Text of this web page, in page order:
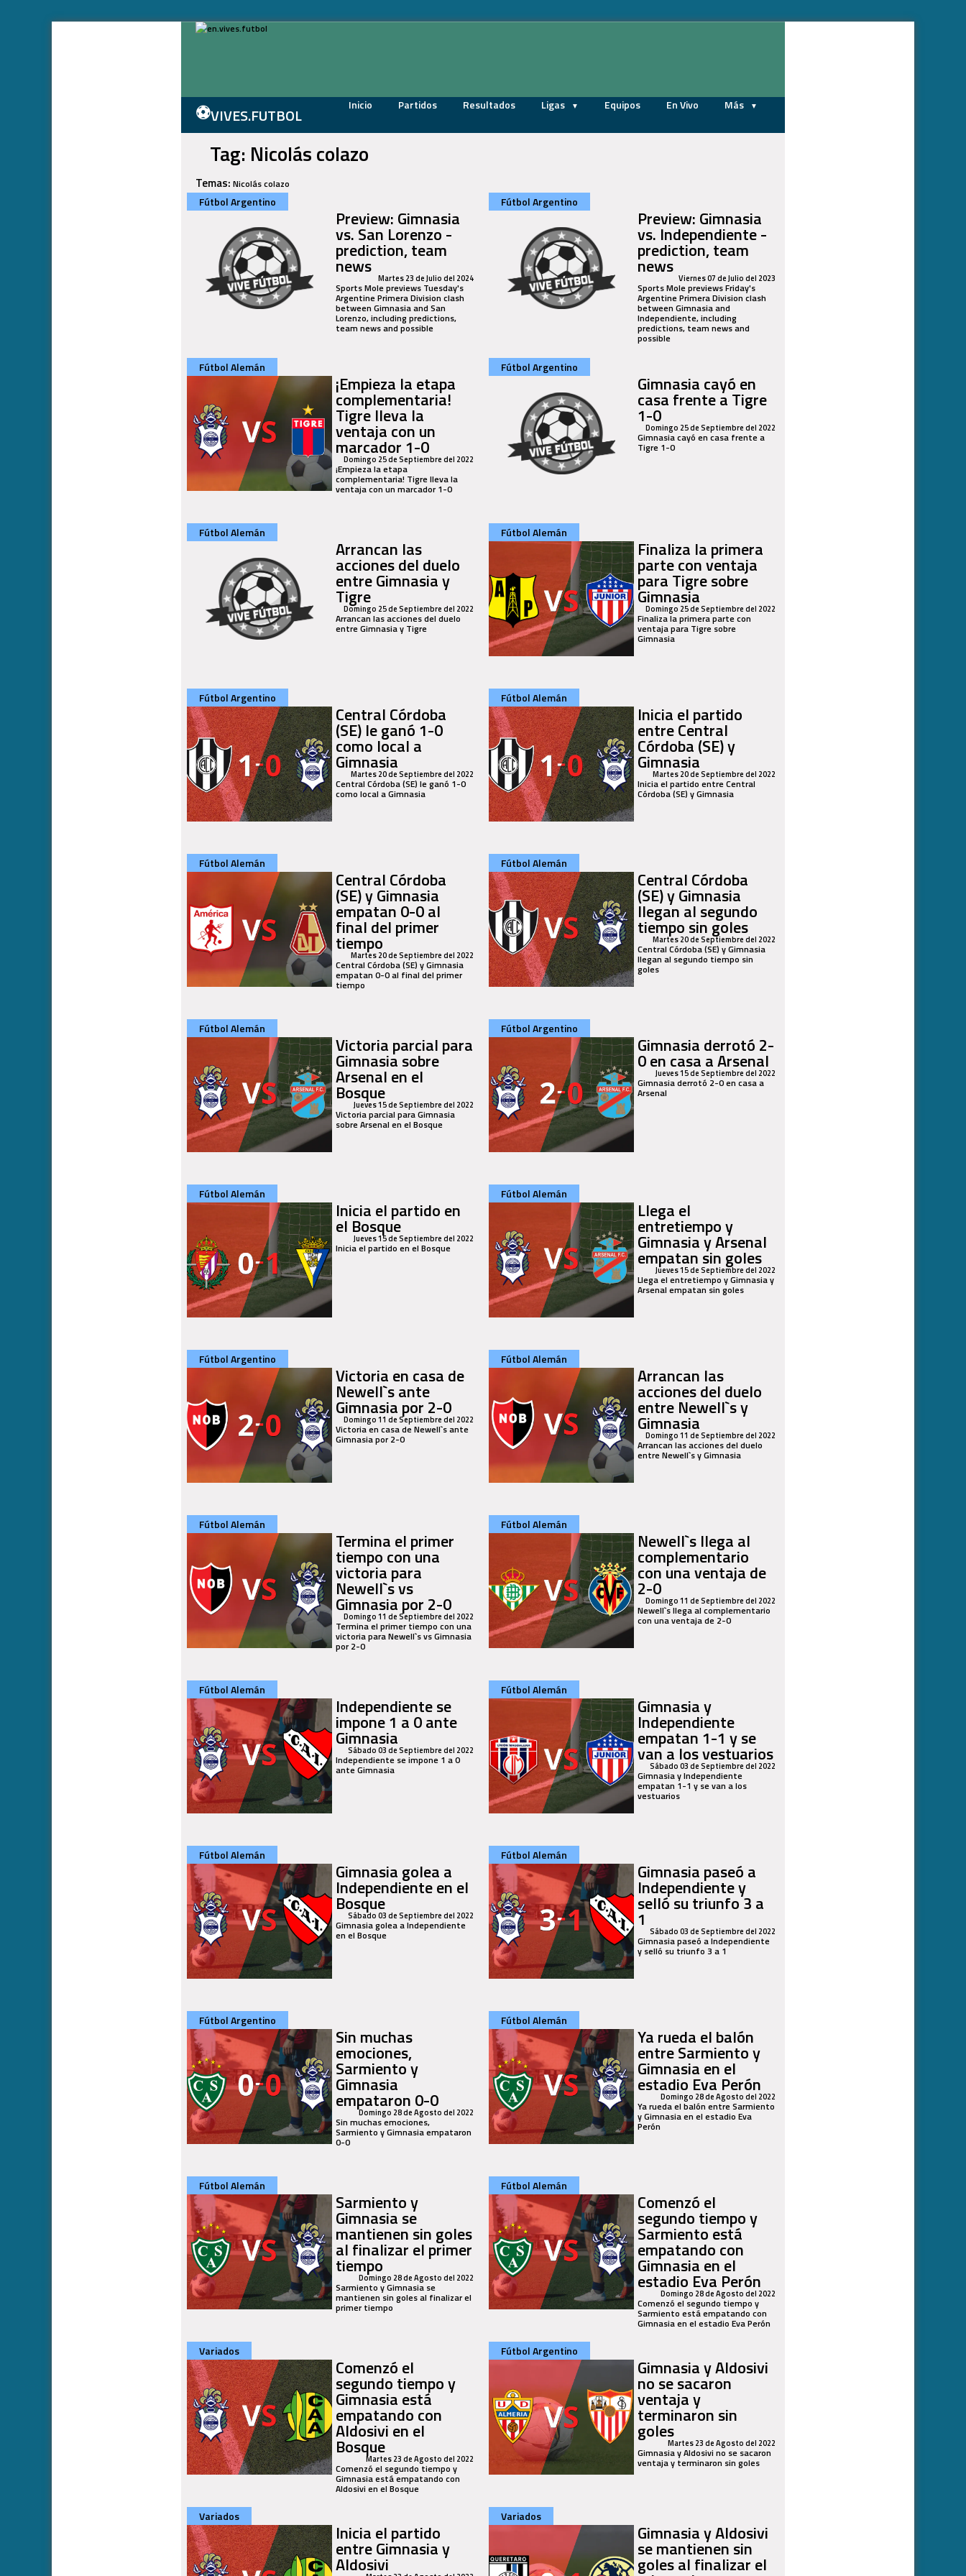
⚽VIVES.FUTBOL Inicio Partidos Resultados Ligas Equipos En Vivo Más
Tag: Nicolás colazo
Temas: Nicolás colazo
Fútbol Argentino
Preview: Gimnasia
vs. San Lorenzo -
prediction, team
news Martes 23 de Julio del 2024
Sports Mole previews Tuesday's
Argentine Primera Division clash
between Gimnasia and San
Lorenzo, including predictions,
team news and possible
Fútbol Argentino
Preview: Gimnasia
vs. Independiente -
prediction, team
news Viernes 07 de Julio del 2023
Sports Mole previews Friday's
Argentine Primera Division clash
between Gimnasia and
Independiente, including
predictions, team news and
possible
Fútbol Alemán
¡Empieza la etapa
complementaria!
Tigre lleva la
ventaja con un
marcador 1-0
Domingo 25 de Septiembre del 2022
¡Empieza la etapa
complementaria! Tigre lleva la
ventaja con un marcador 1-0
Fútbol Argentino
Gimnasia cayó en
casa frente a Tigre
1-0
Domingo 25 de Septiembre del 2022
Gimnasia cayó en casa frente a
Tigre 1-0
Fútbol Alemán
Arrancan las
acciones del duelo
entre Gimnasia y
Tigre
Domingo 25 de Septiembre del 2022
Arrancan las acciones del duelo
entre Gimnasia y Tigre
Fútbol Alemán
Finaliza la primera
parte con ventaja
para Tigre sobre
Gimnasia
Domingo 25 de Septiembre del 2022
Finaliza la primera parte con
ventaja para Tigre sobre
Gimnasia
Fútbol Argentino
Central Córdoba
(SE) le ganó 1-0
como local a
Gimnasia
Martes 20 de Septiembre del 2022
Central Córdoba (SE) le ganó 1-0
como local a Gimnasia
Fútbol Alemán
Inicia el partido
entre Central
Córdoba (SE) y
Gimnasia
Martes 20 de Septiembre del 2022
Inicia el partido entre Central
Córdoba (SE) y Gimnasia
Fútbol Alemán
Central Córdoba
(SE) y Gimnasia
empatan 0-0 al
final del primer
tiempo
Martes 20 de Septiembre del 2022
Central Córdoba (SE) y Gimnasia
empatan 0-0 al final del primer
tiempo
Fútbol Alemán
Central Córdoba
(SE) y Gimnasia
llegan al segundo
tiempo sin goles
Martes 20 de Septiembre del 2022
Central Córdoba (SE) y Gimnasia
llegan al segundo tiempo sin
goles
Fútbol Alemán
Victoria parcial para
Gimnasia sobre
Arsenal en el
Bosque
Jueves 15 de Septiembre del 2022
Victoria parcial para Gimnasia
sobre Arsenal en el Bosque
Fútbol Argentino
Gimnasia derrotó 2-
0 en casa a Arsenal
Jueves 15 de Septiembre del 2022
Gimnasia derrotó 2-0 en casa a
Arsenal
Fútbol Alemán
Inicia el partido en
el Bosque
Jueves 15 de Septiembre del 2022
Inicia el partido en el Bosque
Fútbol Alemán
Llega el
entretiempo y
Gimnasia y Arsenal
empatan sin goles
Jueves 15 de Septiembre del 2022
Llega el entretiempo y Gimnasia y
Arsenal empatan sin goles
Fútbol Argentino
Victoria en casa de
Newell`s ante
Gimnasia por 2-0
Domingo 11 de Septiembre del 2022
Victoria en casa de Newell`s ante
Gimnasia por 2-0
Fútbol Alemán
Arrancan las
acciones del duelo
entre Newell`s y
Gimnasia
Domingo 11 de Septiembre del 2022
Arrancan las acciones del duelo
entre Newell`s y Gimnasia
Fútbol Alemán
Termina el primer
tiempo con una
victoria para
Newell`s vs
Gimnasia por 2-0
Domingo 11 de Septiembre del 2022
Termina el primer tiempo con una
victoria para Newell`s vs Gimnasia
por 2-0
Fútbol Alemán
Newell`s llega al
complementario
con una ventaja de
2-0
Domingo 11 de Septiembre del 2022
Newell`s llega al complementario
con una ventaja de 2-0
Fútbol Alemán
Independiente se
impone 1 a 0 ante
Gimnasia
Sábado 03 de Septiembre del 2022
Independiente se impone 1 a 0
ante Gimnasia
Fútbol Alemán
Gimnasia y
Independiente
empatan 1-1 y se
van a los vestuarios
Sábado 03 de Septiembre del 2022
Gimnasia y Independiente
empatan 1-1 y se van a los
vestuarios
Fútbol Alemán
Gimnasia golea a
Independiente en el
Bosque
Sábado 03 de Septiembre del 2022
Gimnasia golea a Independiente
en el Bosque
Fútbol Alemán
Gimnasia paseó a
Independiente y
selló su triunfo 3 a
1 Sábado 03 de Septiembre del 2022
Gimnasia paseó a Independiente
y selló su triunfo 3 a 1
Fútbol Argentino
Sin muchas
emociones,
Sarmiento y
Gimnasia
empataron 0-0
Domingo 28 de Agosto del 2022
Sin muchas emociones,
Sarmiento y Gimnasia empataron
0-0
Fútbol Alemán
Ya rueda el balón
entre Sarmiento y
Gimnasia en el
estadio Eva Perón
Domingo 28 de Agosto del 2022
Ya rueda el balón entre Sarmiento
y Gimnasia en el estadio Eva
Perón
Fútbol Alemán
Sarmiento y
Gimnasia se
mantienen sin goles
al finalizar el primer
tiempoDomingo 28 de Agosto del 2022
Sarmiento y Gimnasia se
mantienen sin goles al finalizar el
primer tiempo
Fútbol Alemán
Comenzó el
segundo tiempo y
Sarmiento está
empatando con
Gimnasia en el
estadio Eva Perón
Domingo 28 de Agosto del 2022
Comenzó el segundo tiempo y
Sarmiento está empatando con
Gimnasia en el estadio Eva Perón
Variados
Comenzó el
segundo tiempo y
Gimnasia está
empatando con
Aldosivi en el
BosqueMartes 23 de Agosto del 2022
Comenzó el segundo tiempo y
Gimnasia está empatando con
Aldosivi en el Bosque
Fútbol Argentino
Gimnasia y Aldosivi
no se sacaron
ventaja y
terminaron sin
golesMartes 23 de Agosto del 2022
Gimnasia y Aldosivi no se sacaron
ventaja y terminaron sin goles
Variados
Inicia el partido
entre Gimnasia y
Aldosivi
Variados
Gimnasia y Aldosivi
se mantienen sin
goles al finalizar el